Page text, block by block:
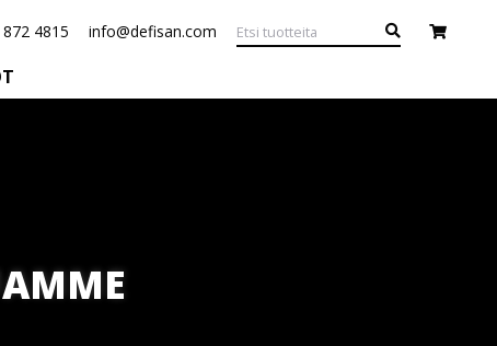
4815 info@defisan.com